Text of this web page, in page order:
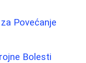
Povećanje
Bolesti